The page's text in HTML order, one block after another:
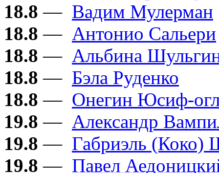
18.8 — Вадим Мулерман
18.8 — Антонио Сальери
18.8 — Альбина
18.8 — Бэла Руденко
18.8 — Онегин Юсиф-
19.8 — Александр
19.8 — Габриэль (Коко)
19.8 — Павел